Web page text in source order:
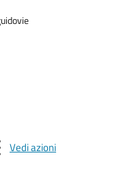
Vedi azioni